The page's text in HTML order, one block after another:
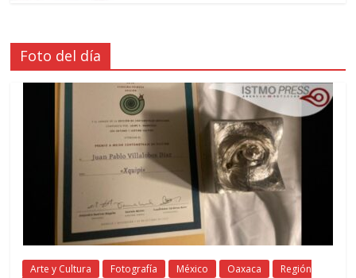
Foto del día
Arte y Cultura Fotografía México Oaxaca
Región